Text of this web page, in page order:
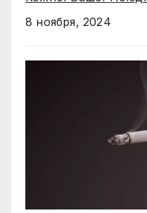
8 ноября, 2024